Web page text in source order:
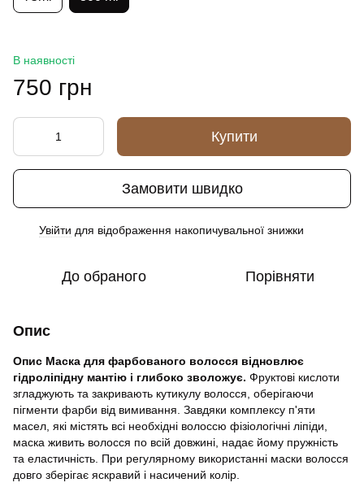
В наявності
750 грн
Купити
Замовити швидко
Увійти для відображення накопичувальної знижки
До обраного Порівняти
Опис
Опис Маска для фарбованого волосся відновлює
гідроліпідну мантію і глибоко зволожує. Фруктові кислоти
згладжують та закривають кутикулу волосся, оберігаючи
пігменти фарби від вимивання. Завдяки комплексу п'яти
масел, які містять всі необхідні волоссю фізіологічні ліпіди,
маска живить волосся по всій довжині, надає йому пружність
та еластичність. При регулярному використанні маски волосся
довго зберігає яскравий і насичений колір.